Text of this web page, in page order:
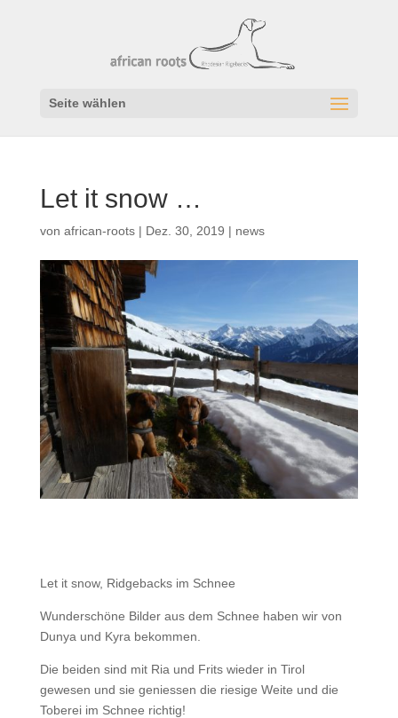
Seite wählen
Let it snow …
von african-roots| Dez. 30, 2019 | news
Let it snow, Ridgebacks im Schnee
Wunderschöne Bilder aus dem Schnee haben wir von
Dunya und Kyra bekommen.
Die beiden sind mit Ria und Frits wieder in Tirol
gewesen und sie geniessen die riesige Weite und die
Toberei im Schnee richtig!